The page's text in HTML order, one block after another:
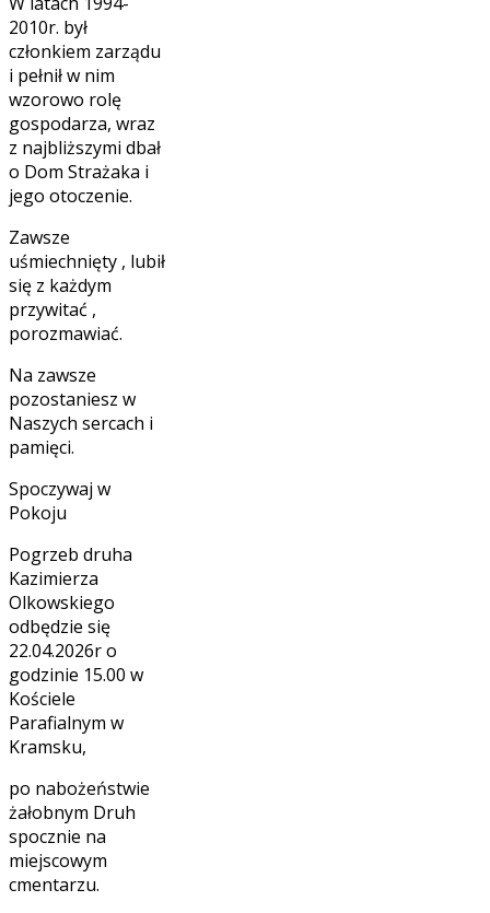
2010r. był
członkiem zarządu
i pełnił w nim
wzorowo rolę
gospodarza, wraz
z najbliższymi dbał
o Dom Strażaka i
jego otoczenie.
Zawsze
uśmiechnięty , lubił
się z każdym
przywitać ,
porozmawiać.
Na zawsze
pozostaniesz w
Naszych sercach i
pamięci.
Spoczywaj w
Pokoju
Pogrzeb druha
Kazimierza
Olkowskiego
odbędzie się
22.04.2026r o
godzinie 15.00 w
Kościele
Parafialnym w
Kramsku,
po nabożeństwie
żałobnym Druh
spocznie na
miejscowym
cmentarzu.